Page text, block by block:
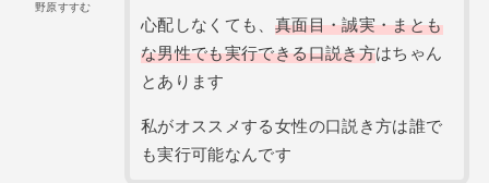
野原すすむ
心配しなくても、 真面目・誠実・まとも
な男性でも実行できる口説き方はちゃん
とあります
私がオススメする女性の口説き方は誰で
も実行可能なんです